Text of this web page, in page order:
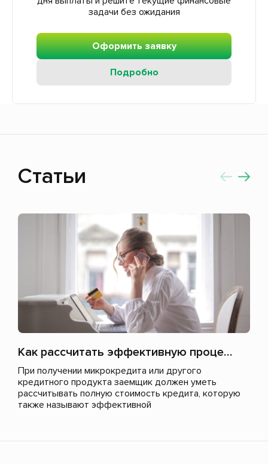
задачи без ожидания
Оформить заявку
Подробно
Статьи
Как рассчитать эффективную процентную ставку по микрозайму?
При получении микрокредита или другого
кредитного продукта заемщик должен уметь
рассчитывать полную стоимость кредита, которую
также называют эффективной